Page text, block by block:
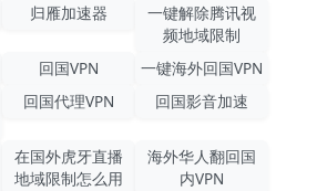
归雁加速器
一键解除腾讯视
频地域限制
回国VPN
一键海外回国VPN
回国代理VPN 回国影音加速
在国外虎牙直播
地域限制怎么用
海外华人翻回国
内VPN